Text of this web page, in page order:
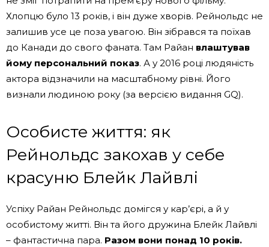
Хлопцю було 13 років, і він дуже хворів. Рейнольдс не
залишив усе це поза увагою. Він зібрався та поїхав
до Канади до свого фаната. Там Райан влаштував
йому персональний показ. А у 2016 році людяність
актора відзначили на масштабному рівні. Його
визнали людиною року (за версією видання GQ).
Особисте життя: як
Рейнольдс закохав у себе
красуню Блейк Лайвлі
Успіху Райан Рейнольдс домігся у кар’єрі, а й у
особистому житті. Він та його дружина Блейк Лайвлі
– фантастична пара. Разом вони понад 10 років.